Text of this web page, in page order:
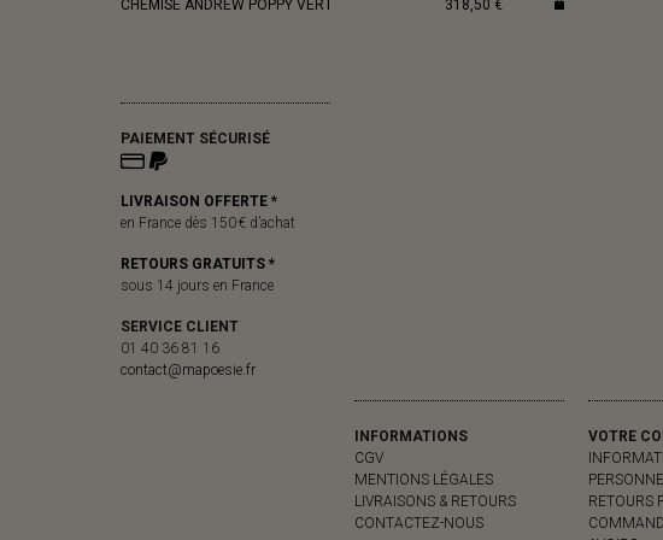
CHEMISE ANDREW POPPY VERT 318,50 €
PAIEMENT SÉCURISÉ
LIVRAISON OFFERTE *
en France dès 150 € d’achat
RETOURS GRATUITS *
sous 14 jours en France
SERVICE CLIENT
01 40 36 81 16
contact@mapoesie.fr
INFORMATIONS
CGV
MENTIONS LÉGALES
LIVRAISONS & RETOURS
CONTACTEZ-NOUS
VOTRE
RETOURS